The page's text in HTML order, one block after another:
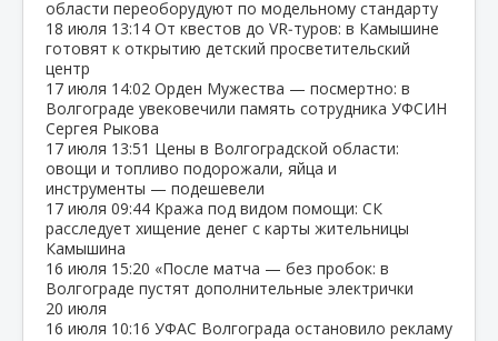
области переоборудуют по модельному стандарту
18 июля 13:14 От квестов до VR‑туров: в Камышине
готовят к открытию детский просветительский
центр
17 июля 14:02 Орден Мужества — посмертно: в
Волгограде увековечили память сотрудника УФСИН
Сергея Рыкова
17 июля 13:51 Цены в Волгоградской области:
овощи и топливо подорожали, яйца и
инструменты — подешевели
17 июля 09:44 Кража под видом помощи: СК
расследует хищение денег с карты жительницы
Камышина
16 июля 15:20 «После матча — без пробок: в
Волгограде пустят дополнительные электрички
20 июля
16 июля 10:16 УФАС Волгограда остановило рекламу